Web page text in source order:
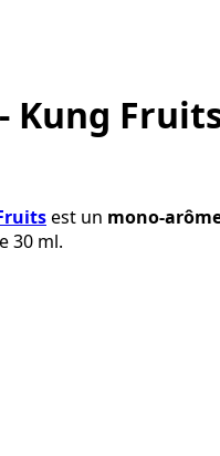
Kung
est un mono-
30 ml.